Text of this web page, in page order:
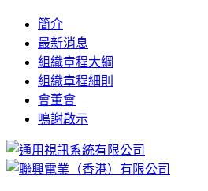
簡介
最新消息
組織章程大綱
組織章程細則
會董會
鳴謝啟示